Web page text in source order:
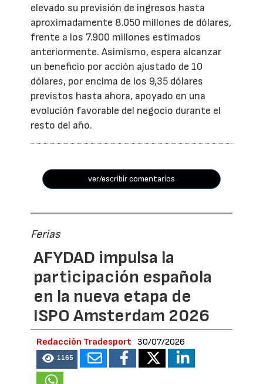
elevado su previsión de ingresos hasta
aproximadamente 8.050 millones de dólares,
frente a los 7.900 millones estimados
anteriormente. Asimismo, espera alcanzar
un beneficio por acción ajustado de 10
dólares, por encima de los 9,35 dólares
previstos hasta ahora, apoyado en una
evolución favorable del negocio durante el
resto del año.
ver/escribir comentarios
Ferias
AFYDAD impulsa la
participación española
en la nueva etapa de
ISPO Amsterdam 2026
Redacción Tradesport 30/07/2026
1165